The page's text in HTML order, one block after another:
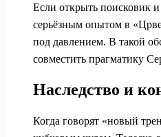
Если открыть поисковик
серьёзным опытом в
под давлением. В такой
совместить прагматику
Наследство и
Когда говорят «новый